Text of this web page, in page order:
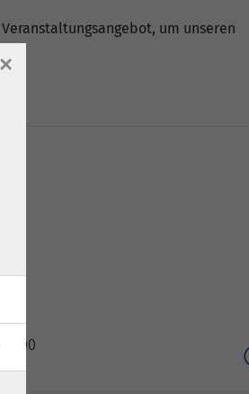
um unseren
10:00
×